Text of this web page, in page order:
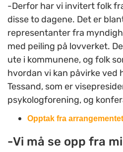
-Derfor har vi invitert folk
disse to dagene. Det er
representanter fra
med peiling på lovverket.
ute i kommunene, og folk
hvordan vi kan påvirke ved
Tessand, som er
psykologforening, og
Opptak fra
-Vi må se opp fra